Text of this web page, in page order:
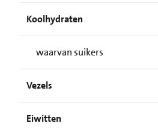
Koolhydraten
waarvan suikers
Vezels
Eiwitten